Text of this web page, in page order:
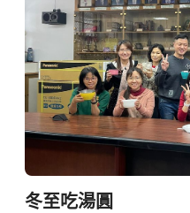
冬至吃湯圓